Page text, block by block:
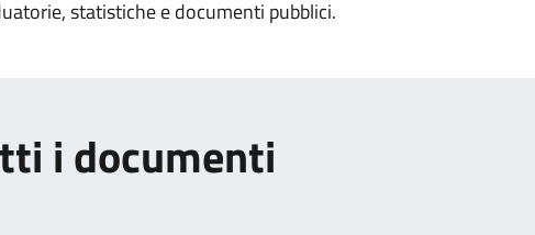
statistiche e documenti pubblici.
i documenti